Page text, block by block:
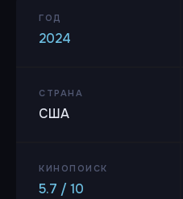
ГОД
2024
СТРАНА
США
КИНОПОИСК
5.7 / 10